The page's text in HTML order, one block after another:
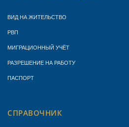
ВИД НА ЖИТЕЛЬСТВО
РВП
МИГРАЦИОННЫЙ УЧЁТ
РАЗРЕШЕНИЕ НА РАБОТУ
ПАСПОРТ
СПРАВОЧНИК